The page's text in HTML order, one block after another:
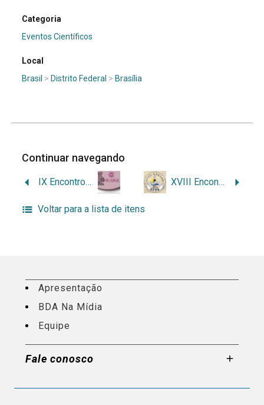
Categoria
Eventos Científicos
Local
Brasil > Distrito Federal > Brasília
Continuar navegando
IX Encontro Nacional de Estudantes de Arquivologia – Enearq XVIII Encontro Nacional de Estudantes de Arquivologia – Enearq
Voltar para a lista de itens
Apresentação
BDA Na Mídia
Equipe
Fale conosco